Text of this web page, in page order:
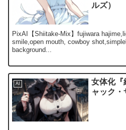
ルズ）
PixAI【Shiitake-Mix】fujiwara
smile,open mouth, cowboy
background...
AI
女体化『
ャック